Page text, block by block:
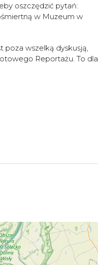
oszczędzić pytań:
w Muzeum w
poza wszelką dyskusją,
Reportażu. To dla